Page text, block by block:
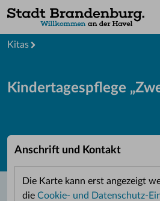
Kitas
Kindertagespflege
Anschrift und Kontakt
Die Karte kann erst angezeigt
die Cookie- und Datenschutz-